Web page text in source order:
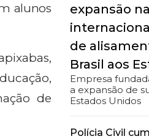
alunos
de
expansão
de
Brasil aos
Empresa
a expansão de
Estados Unidos
Polícia Civil